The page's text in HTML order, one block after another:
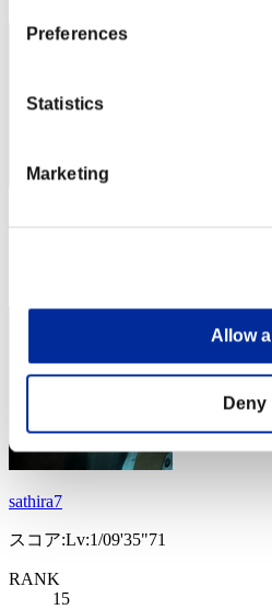
Preferences
Statistics
Marketing
Allow all
Deny
sathira7
スコア:Lv:1/09'35"71
RANK
15